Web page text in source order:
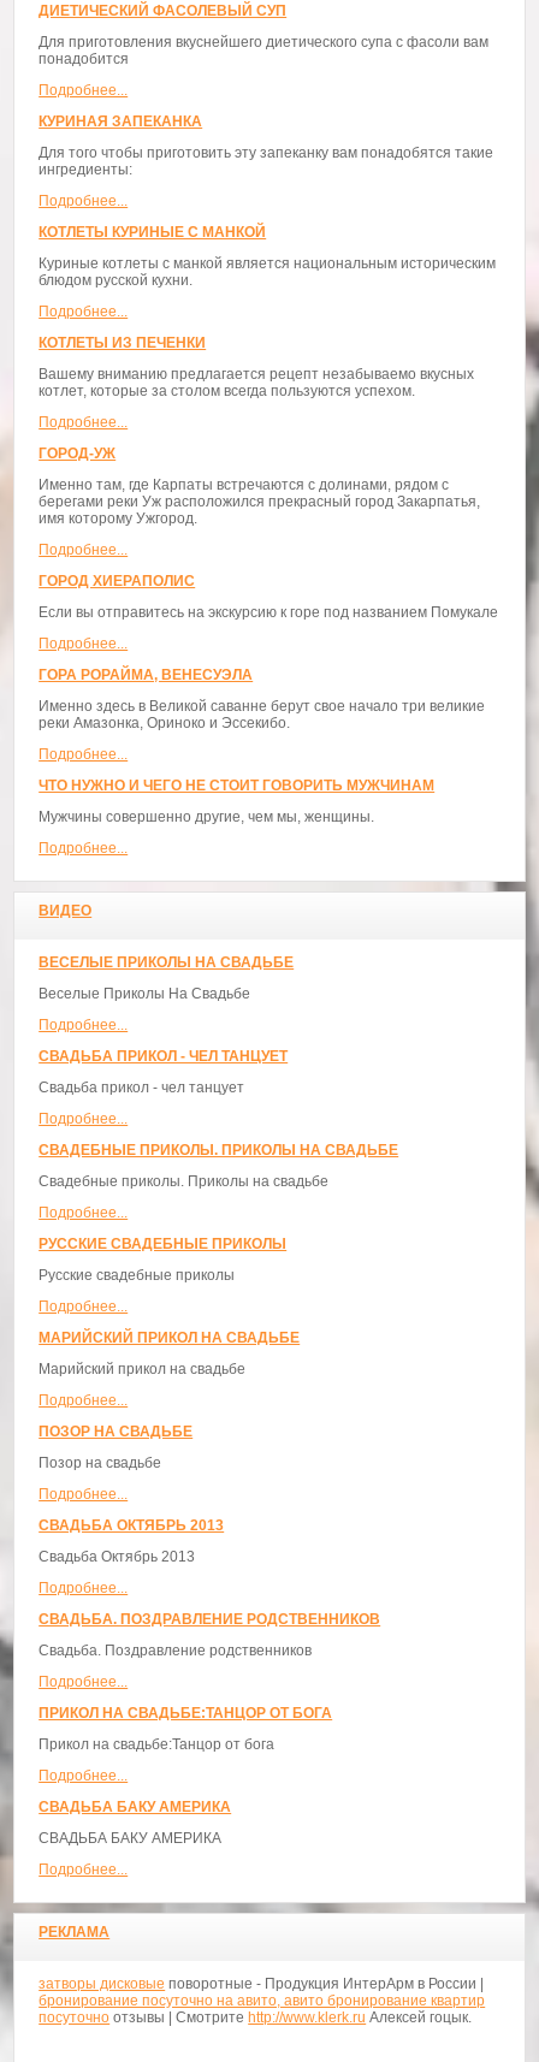
ДИЕТИЧЕСКИЙ ФАСОЛЕВЫЙ СУП
Для приготовления вкуснейшего диетического супа с фасоли вам
понадобится
Подробнее...
КУРИНАЯ ЗАПЕКАНКА
Для того чтобы приготовить эту запеканку вам понадобятся такие
ингредиенты:
Подробнее...
КОТЛЕТЫ КУРИНЫЕ С МАНКОЙ
Куриные котлеты с манкой является национальным историческим
блюдом русской кухни.
Подробнее...
КОТЛЕТЫ ИЗ ПЕЧЕНКИ
Вашему вниманию предлагается рецепт незабываемо вкусных
котлет, которые за столом всегда пользуются успехом.
Подробнее...
ГОРОД-УЖ
Именно там, где Карпаты встречаются с долинами, рядом с
берегами реки Уж расположился прекрасный город Закарпатья,
имя которому Ужгород.
Подробнее...
ГОРОД ХИЕРАПОЛИС
Если вы отправитесь на экскурсию к горе под названием Помукале
Подробнее...
ГОРА РОРАЙМА, ВЕНЕСУЭЛА
Именно здесь в Великой саванне берут свое начало три великие
реки Амазонка, Ориноко и Эссекибо.
Подробнее...
ЧТО НУЖНО И ЧЕГО НЕ СТОИТ ГОВОРИТЬ МУЖЧИНАМ
Мужчины совершенно другие, чем мы, женщины.
Подробнее...
ВИДЕО
ВЕСЕЛЫЕ ПРИКОЛЫ НА СВАДЬБЕ
Веселые Приколы На Свадьбе
Подробнее...
СВАДЬБА ПРИКОЛ - ЧЕЛ ТАНЦУЕТ
Свадьба прикол - чел танцует
Подробнее...
СВАДЕБНЫЕ ПРИКОЛЫ. ПРИКОЛЫ НА СВАДЬБЕ
Свадебные приколы. Приколы на свадьбе
Подробнее...
РУССКИЕ СВАДЕБНЫЕ ПРИКОЛЫ
Русские свадебные приколы
Подробнее...
МАРИЙСКИЙ ПРИКОЛ НА СВАДЬБЕ
Марийский прикол на свадьбе
Подробнее...
ПОЗОР НА СВАДЬБЕ
Позор на свадьбе
Подробнее...
СВАДЬБА ОКТЯБРЬ 2013
Свадьба Октябрь 2013
Подробнее...
СВАДЬБА. ПОЗДРАВЛЕНИЕ РОДСТВЕННИКОВ
Свадьба. Поздравление родственников
Подробнее...
ПРИКОЛ НА СВАДЬБЕ:ТАНЦОР ОТ БОГА
Прикол на свадьбе:Танцор от бога
Подробнее...
СВАДЬБА БАКУ АМЕРИКА
СВАДЬБА БАКУ АМЕРИКА
Подробнее...
РЕКЛАМА
затворы дисковые поворотные - Продукция ИнтерАрм в России |
бронирование посуточно на авито, авито бронирование квартир
посуточно отзывы | Смотритеhttp://www.klerk.ru Алексей гоцык.